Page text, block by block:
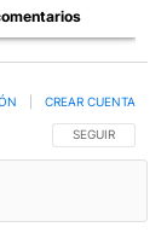
SIGA ESTA
SEGUIR
CREAR CUENTA